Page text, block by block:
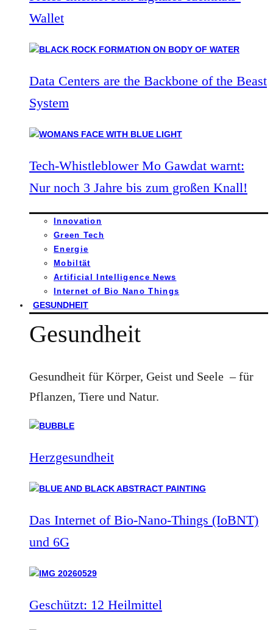
Wallet
Data Centers are the Backbone of the Beast
System
Tech-Whistleblower Mo Gawdat warnt:
Nur noch 3 Jahre bis zum großen Knall!
Innovation
Green Tech
Energie
Mobiltät
Artificial Intelligence News
Internet of Bio Nano Things
GESUNDHEIT
Gesundheit
Gesundheit für Körper, Geist und Seele – für
Pflanzen, Tiere und Natur.
Herzgesundheit
Das Internet of Bio-Nano-Things (IoBNT)
und 6G
Geschützt: 12 Heilmittel